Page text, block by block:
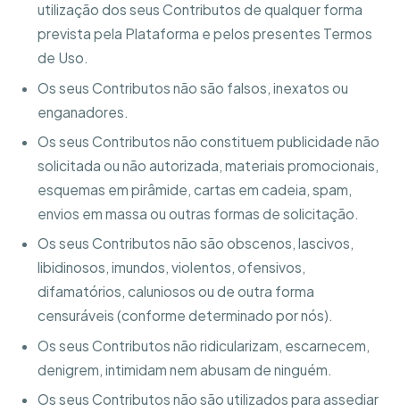
utilização dos seus Contributos de qualquer forma
prevista pela Plataforma e pelos presentes Termos
de Uso.
Os seus Contributos não são falsos, inexatos ou
enganadores.
Os seus Contributos não constituem publicidade não
solicitada ou não autorizada, materiais promocionais,
esquemas em pirâmide, cartas em cadeia, spam,
envios em massa ou outras formas de solicitação.
Os seus Contributos não são obscenos, lascivos,
libidinosos, imundos, violentos, ofensivos,
difamatórios, caluniosos ou de outra forma
censuráveis (conforme determinado por nós).
Os seus Contributos não ridicularizam, escarnecem,
denigrem, intimidam nem abusam de ninguém.
Os seus Contributos não são utilizados para assediar